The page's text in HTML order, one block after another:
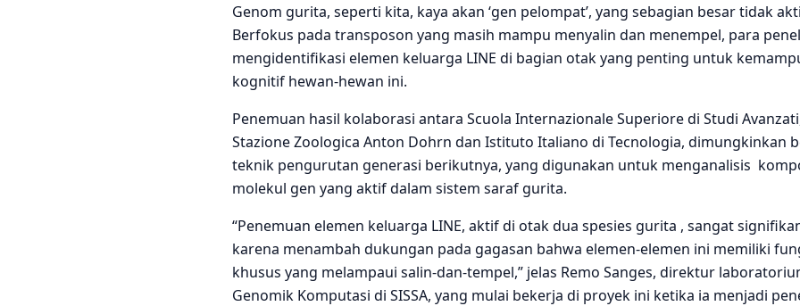
Genom gurita, seperti kita, kaya akan ‘gen pelompat’, yang sebagian besar tidak
Berfokus pada transposon yang masih mampu menyalin dan menempel, para
mengidentifikasi elemen keluarga LINE di bagian otak yang penting untuk
kognitif hewan-hewan ini.
Penemuan hasil kolaborasi antara Scuola Internazionale Superiore di Studi
Stazione Zoologica Anton Dohrn dan Istituto Italiano di Tecnologia, dimungkinkan
teknik pengurutan generasi berikutnya, yang digunakan untuk menganalisis
molekul gen yang aktif dalam sistem saraf gurita.
“Penemuan elemen keluarga LINE, aktif di otak dua spesies gurita , sangat
karena menambah dukungan pada gagasan bahwa elemen-elemen ini memiliki
khusus yang melampaui salin-dan-tempel,” jelas Remo Sanges, direktur
Genomik Komputasi di SISSA, yang mulai bekerja di proyek ini ketika ia menjadi